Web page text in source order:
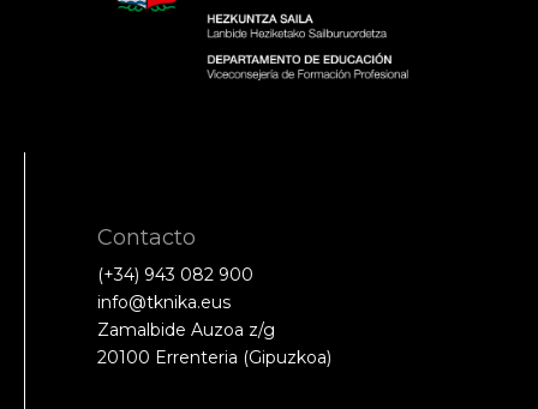
Contacto
(+34) 943 082 900
info@tknika.eus
Zamalbide Auzoa z/g
20100 Errenteria (Gipuzkoa)